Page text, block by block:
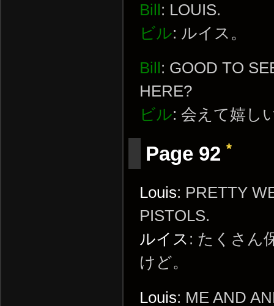
Bill: LOUIS.
ビル: ルイス。
Bill : GOOD TO
HERE?
ビル: 会えて嬉し
Page 92 *
Louis: PRETTY
PISTOLS.
ルイス : たくさん
けど。
Louis: ME AND